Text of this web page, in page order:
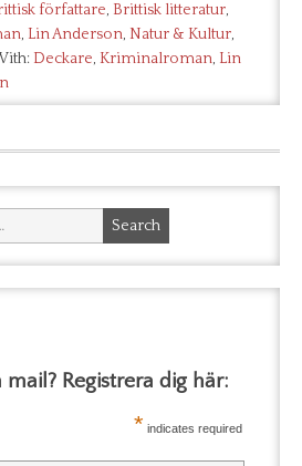
författare, Brittisk litteratur,
, Lin Anderson, Natur & Kultur,
Deckare, Kriminalroman, Lin
mail? Registrera dig här:
* indicates required